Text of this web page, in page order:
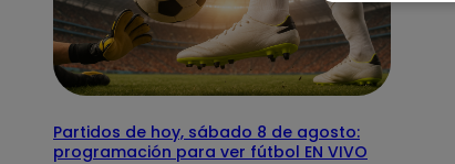
Partidos de hoy, sábado 8 de agosto:
programación para ver fútbol EN VIVO